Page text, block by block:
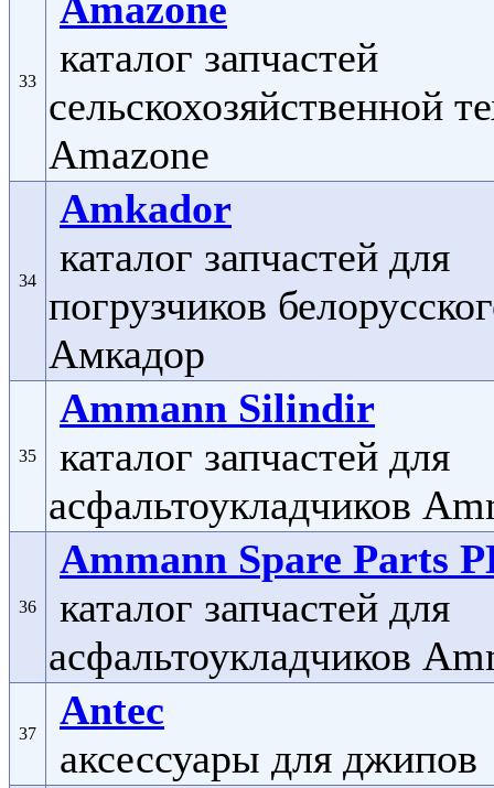
33
каталог запчастей
сельскохозяйственной
Amazone
34
Amkador
каталог запчастей для
погрузчиков
Амкадор
35
Ammann Silindir
каталог запчастей для
асфальтоукладчиков
36
Ammann Spare Parts
каталог запчастей для
асфальтоукладчиков
37
Antec
аксессуары для джипов